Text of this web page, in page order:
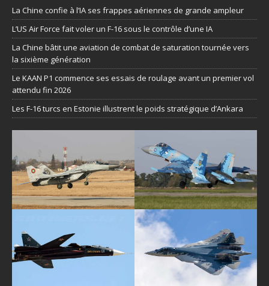
La Chine confie à l’IA ses frappes aériennes de grande ampleur
L’US Air Force fait voler un F-16 sous le contrôle d’une IA
La Chine bâtit une aviation de combat de saturation tournée vers
la sixième génération
Le KAAN P1 commence ses essais de roulage avant un premier vol
attendu fin 2026
Les F-16 turcs en Estonie illustrent le poids stratégique d’Ankara